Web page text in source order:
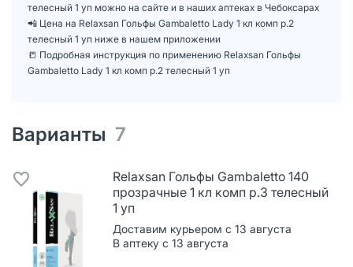
телесный 1 уп можно на сайте и в наших аптеках в Чебоксарах
📲 Цена на Relaxsan Гольфы Gambaletto Lady 1 кл комп р.2
телесный 1 уп ниже в нашем приложении
📒 Подробная инструкция по применению Relaxsan Гольфы
Gambaletto Lady 1 кл комп р.2 телесный 1 уп
Варианты 7
Relaxsan Гольфы Gambaletto 140
прозрачные 1 кл комп р.3 телесный
1 уп
Доставим курьером с 13 августа
В аптеку с 13 августа